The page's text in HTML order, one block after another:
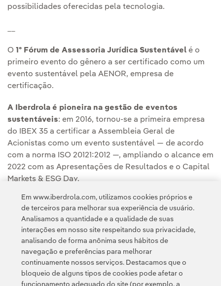
possibilidades oferecidas pela tecnologia.
O 1º Fórum de Assessoria Jurídica Sustentável é o
primeiro evento do gênero a ser certificado como um
evento sustentável pela AENOR, empresa de
certificação.
A Iberdrola é pioneira na gestão de eventos
sustentáveis: em 2016, tornou-se a primeira empresa
do IBEX 35 a certificar a Assembleia Geral de
Acionistas como um evento sustentável — de acordo
com a norma ISO 20121:2012 —, ampliando o alcance em
2022 com as Apresentações de Resultados e o Capital
Markets & ESG Day.
Política de Privacidade Informação legal
Transparência no uso da IA Política de cookies Configuração de cookies
Em www.iberdrola.com, utilizamos cookies próprios e
de terceiros para melhorar sua experiência de usuário.
Analisamos a quantidade e a qualidade de suas
interações em nosso site respeitando sua privacidade,
analisando de forma anônima seus hábitos de
navegação e preferências para melhorar
continuamente nossos serviços. Destacamos que o
bloqueio de alguns tipos de cookies pode afetar o
funcionamento adequado do site (por exemplo, a